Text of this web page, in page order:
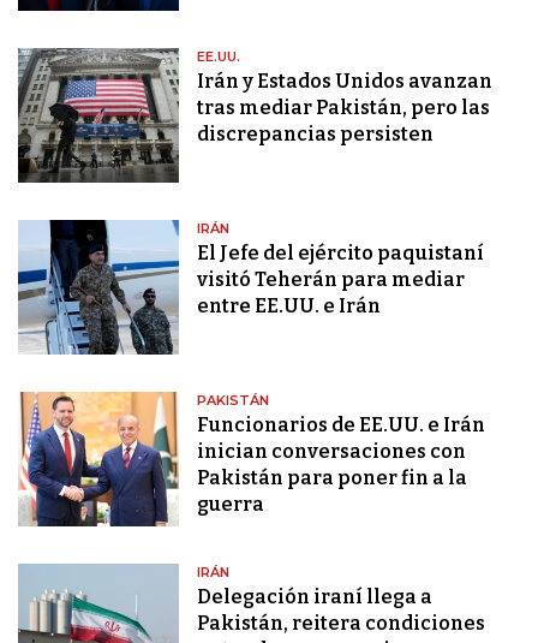
EE.UU.
Irán y Estados Unidos avanzan
tras mediar Pakistán, pero las
discrepancias persisten
IRÁN
El Jefe del ejército paquistaní
visitó Teherán para mediar
entre EE.UU. e Irán
PAKISTÁN
Funcionarios de EE.UU. e Irán
inician conversaciones con
Pakistán para poner fin a la
guerra
IRÁN
Delegación iraní llega a
Pakistán, reitera condiciones